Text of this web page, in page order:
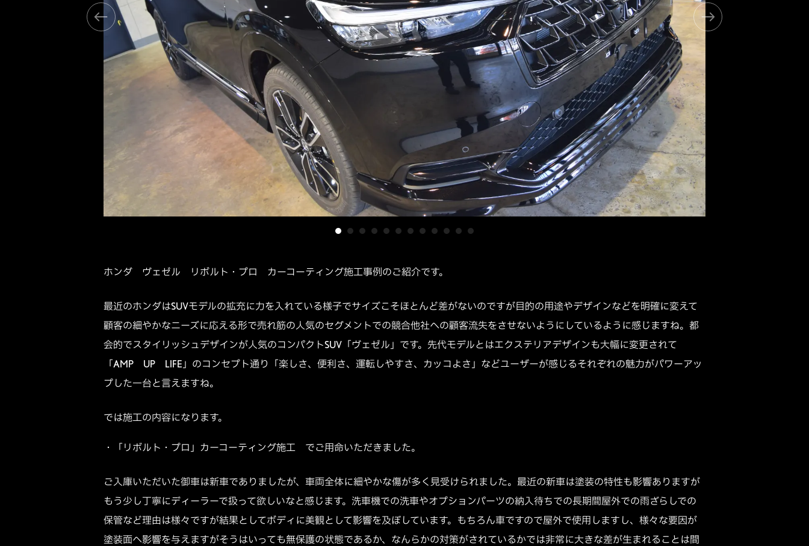
ホンダ ヴェゼル リボルト・プロ カーコーティング施工事例のご紹介です。
最近のホンダはSUVモデルの拡充に力を入れている様子でサイズこそほとんど差がないのですが目的の用途やデザインなどを明確に変えて
顧客の細やかなニーズに応える形で売れ筋の人気のセグメントでの競合他社への顧客流失をさせないようにしているように感じますね。都
会的でスタイリッシュデザインが人気のコンパクトSUV「ヴェゼル」です。先代モデルとはエクステリアデザインも大幅に変更されて
「AMP UP LIFE」のコンセプト通り「楽しさ、便利さ、運転しやすさ、カッコよさ」などユーザーが感じるそれぞれの魅力がパワーアッ
プした一台と言えますね。
では施工の内容になります。
・「リボルト・プロ」カーコーティング施工 でご用命いただきました。
ご入庫いただいた御車は新車でありましたが、車両全体に細やかな傷が多く見受けられました。最近の新車は塗装の特性も影響ありますが
もう少し丁寧にディーラーで扱って欲しいなと感じます。洗車機での洗車やオプションパーツの納入待ちでの長期間屋外での雨ざらしでの
保管など理由は様々ですが結果としてボディに美観として影響を及ぼしています。もちろん車ですので屋外で使用しますし、様々な要因が
塗装面へ影響を与えますがそうはいっても無保護の状態であるか、なんらかの対策がされているかでは非常に大きな差が生まれることは間